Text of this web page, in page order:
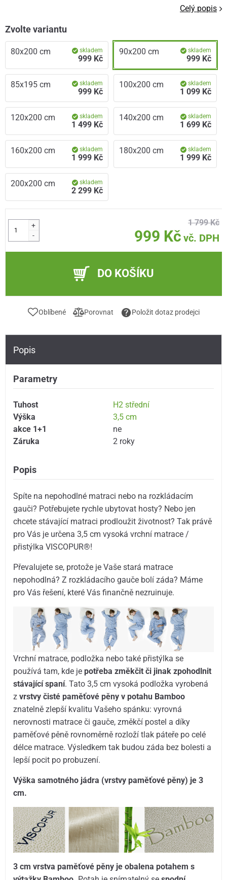
Celý popis
Zvolte variantu
80x200 cm skladem
999 Kč
90x200 cm skladem
999 Kč
85x195 cm skladem
999 Kč
100x200 cm skladem
1 099 Kč
120x200 cm skladem
1 499 Kč
140x200 cm skladem
1 699 Kč
160x200 cm skladem
1 999 Kč
180x200 cm skladem
1 999 Kč
200x200 cm skladem
2 299 Kč
+
-
1 799 Kč
999 Kč vč. DPH
DO KOŠÍKU
Oblíbené Porovnat Položit dotaz prodejci
Popis
Parametry
Tuhost
H2 střední
Výška
3,5 cm
akce 1+1
ne
Záruka
2 roky
Popis
Spíte na nepohodlné matraci nebo na rozkládacím
gauči? Potřebujete rychle ubytovat hosty? Nebo jen
chcete stávající matraci prodloužit životnost? Tak právě
pro Vás je určena 3,5 cm vysoká vrchní matrace /
přistýlka VISCOPUR®!
Převalujete se, protože je Vaše stará matrace
nepohodlná? Z rozkládacího gauče bolí záda? Máme
pro Vás řešení, které Vás finančně nezruinuje.
Vrchní matrace, podložka nebo také přistýlka se
používá tam, kde jepotřeba změkčit či jinak zpohodlnit
stávající spaní. Tato 3,5 cm vysoká podložka vyrobená
zvrstvy čisté paměťové pěny v potahu Bamboo
znatelně zlepší kvalitu Vašeho spánku: vyrovná
nerovnosti matrace či gauče, změkčí postel a díky
paměťové pěně rovnoměrně rozloží tlak páteře po celé
délce matrace. Výsledkem tak budou záda bez bolesti a
lepší pocit po probuzení.
Výška samotného jádra (vrstvy paměťové pěny) je 3
cm.
3 cm vrstva paměťové pěny je obalena potahem s